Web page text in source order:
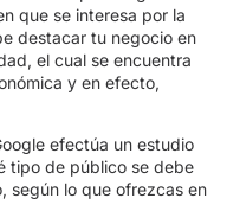
que se interesa por la
destacar tu negocio en
el cual se encuentra
y en efecto,
efectúa un estudio
tipo de público se debe
según lo que ofrezcas en